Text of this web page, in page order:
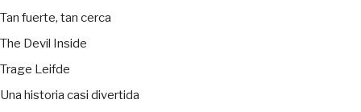
Tan fuerte, tan cerca
The Devil Inside
Trage Leifde
Una historia casi divertida